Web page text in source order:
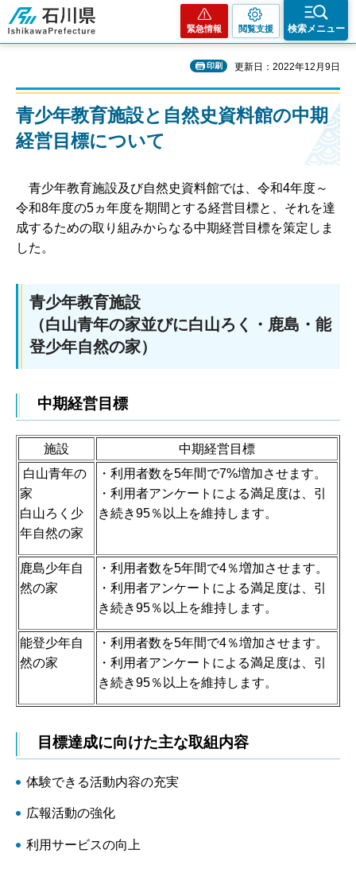
石川県
緊急情報 閲覧支援 検索メニュー
印刷 更新日：2022年12月9日
青少年教育施設と自然史資料館の中期
経営目標について
青少年教育施設及び自然史資料館では、令和4年度～
令和8年度の5ヵ年度を期間とする経営目標と、それを達
成するための取り組みからなる中期経営目標を策定しま
した。
青少年教育施設
（白山青年の家並びに白山ろく・鹿島・能
登少年自然の家）
中期経営目標
施設
中期経営目標
白山青年の
家
白山ろく少
年自然の家
・利用者数を5年間で7%増加させます。
・利用者アンケートによる満足度は、引
き続き95％以上を維持します。
鹿島少年自
然の家
・利用者数を5年間で4％増加させます。
・利用者アンケートによる満足度は、引
き続き95％以上を維持します。
能登少年自
然の家
・利用者数を5年間で4％増加させます。
・利用者アンケートによる満足度は、引
き続き95％以上を維持します。
目標達成に向けた主な取組内容
体験できる活動内容の充実
広報活動の強化
利用サービスの向上